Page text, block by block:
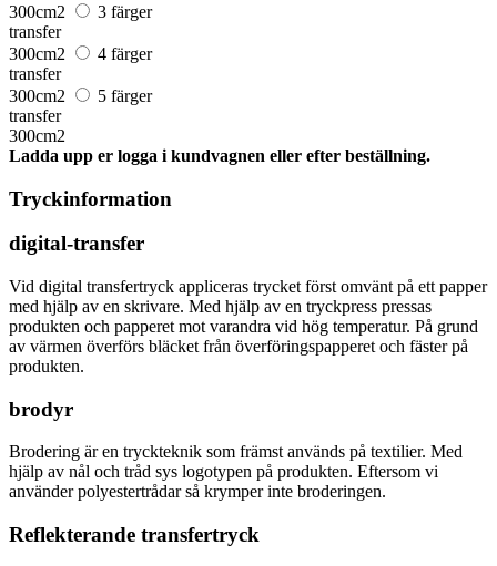
300cm2
3 färger
transfer
300cm2
4 färger
transfer
300cm2
5 färger
transfer
300cm2
Ladda upp er logga i kundvagnen eller efter beställning.
Tryckinformation
digital-transfer
Vid digital transfertryck appliceras trycket först omvänt på ett papper
med hjälp av en skrivare. Med hjälp av en tryckpress pressas
produkten och papperet mot varandra vid hög temperatur. På grund
av värmen överförs bläcket från överföringspapperet och fäster på
produkten.
brodyr
Brodering är en tryckteknik som främst används på textilier. Med
hjälp av nål och tråd sys logotypen på produkten. Eftersom vi
använder polyestertrådar så krymper inte broderingen.
Reflekterande transfertryck